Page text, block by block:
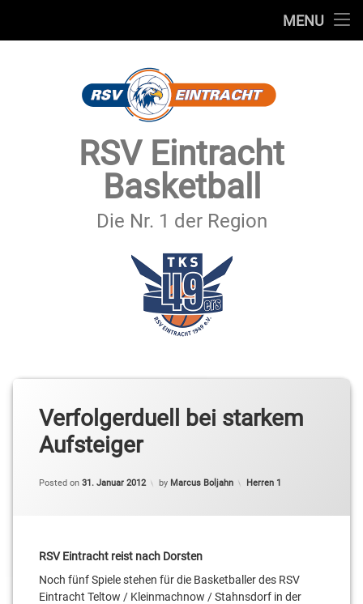
MENU
SECHSTER MANN
IMPRESSUM & DATENSCHUTZ
RSV Eintracht
Basketball
Die Nr. 1 der Region
Verfolgerduell bei starkem
Aufsteiger
Posted on 31. Januar 2012 by Marcus Boljahn Categories:
Herren 1
RSV Eintracht reist nach Dorsten
Noch fünf Spiele stehen für die Basketballer des RSV
Eintracht Teltow / Kleinmachnow / Stahnsdorf in der